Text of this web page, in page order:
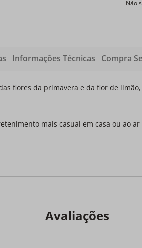
Não
Informações Técnicas Compra
flores da primavera e da flor de
mais casual em casa ou ao ar
Avaliações